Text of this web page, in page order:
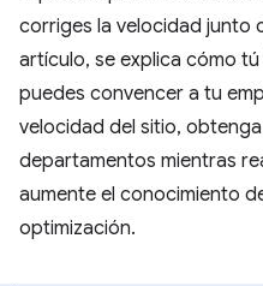
corriges la velocidad junto
artículo, se explica cómo
puedes convencer a tu
velocidad del sitio,
departamentos mientras
aumente el conocimiento
optimización.